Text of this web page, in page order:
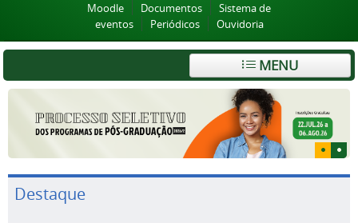
Moodle
Documentos
Sistema de
eventos
Periódicos Ouvidoria
MENU
Destaque